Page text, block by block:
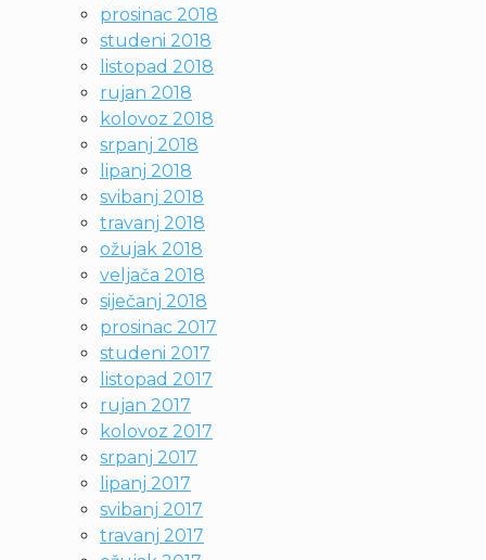
prosinac 2018
studeni 2018
listopad 2018
rujan 2018
kolovoz 2018
srpanj 2018
lipanj 2018
svibanj 2018
travanj 2018
ožujak 2018
veljača 2018
siječanj 2018
prosinac 2017
studeni 2017
listopad 2017
rujan 2017
kolovoz 2017
srpanj 2017
lipanj 2017
svibanj 2017
travanj 2017